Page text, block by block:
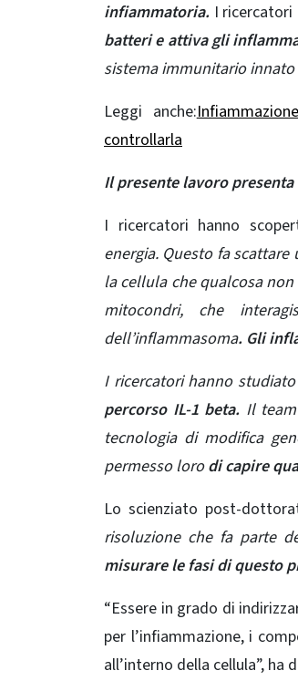
infiammatoria. I ricercatori
batteri e attiva gli
sistema immunitario
Leggi anche:
controllarla
Il presente lavoro
I ricercatori hanno
energia. Questo fa
la cellula che qualcosa
mitocondri, che
dell’inflammasoma. Gli
I ricercatori hanno
percorso IL-1 beta. Il
tecnologia di modifica
permesso lorodi capire
Lo scienziato post-
risoluzione che fa parte
misurare le fasi di questo
“Essere in grado di
per l’infiammazione, i
all’interno della cellula”, ha